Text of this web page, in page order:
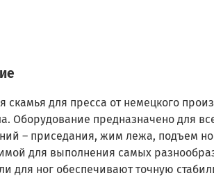
скамья для пресса от немецкого
Оборудование предназначено для
– приседания, жим лежа, подъем
для выполнения самых
для ног обеспечивают точную